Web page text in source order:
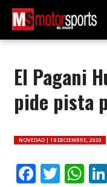
El Pagani
pide pista
NOVEDAD | 18 DICIEMBRE, 2020